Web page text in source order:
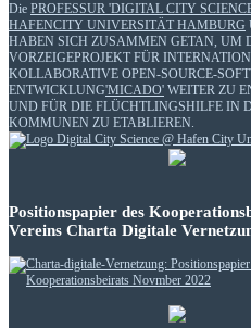
Die PROFESSUR 'DIGITAL CITY
HAFENCITY UNIVERSITÄT HAMBURG
HABEN SICH ZUSAMMEN GETAN, UM
VORZEIGEPROJEKT FÜR
KOLLABORATIVE OPEN-SOURCE-
ENTWICKLUNG'MICADO' WEITER ZU
UND FÜR DIE FLÜCHTLINGSHILFE IN
KOMMUNEN ZU ETABLIEREN.
Positionspapier des
Vereins Charta Digitale